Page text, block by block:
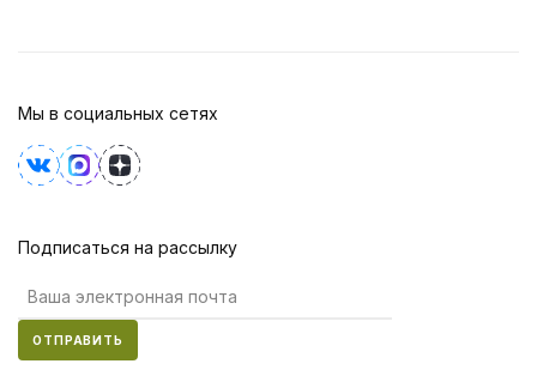
Мы в социальных сетях
Подписаться на рассылку
ОТПРАВИТЬ